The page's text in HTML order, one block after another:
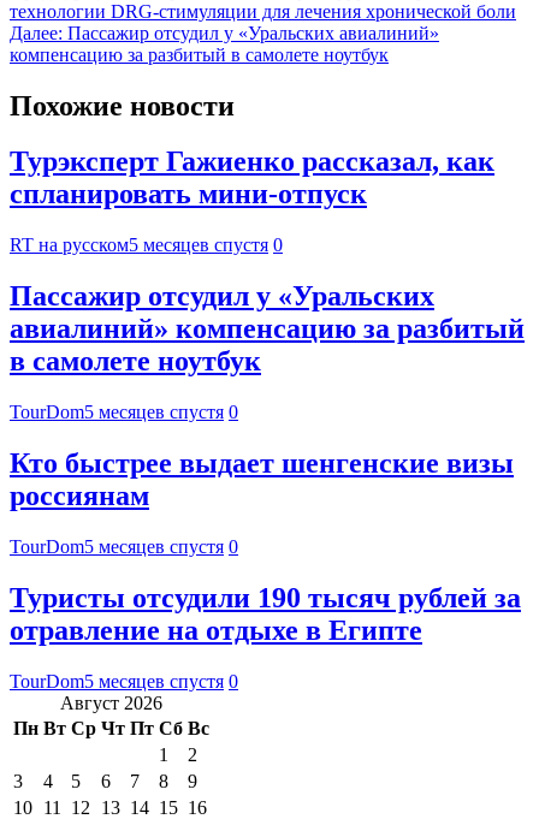
технологии DRG-стимуляции для лечения хронической боли
Далее: Пассажир отсудил у «Уральских авиалиний»
компенсацию за разбитый в самолете ноутбук
Похожие новости
Турэксперт Гажиенко рассказал, как
спланировать мини-отпуск
RT на русском5 месяцев спустя 0
Пассажир отсудил у «Уральских
авиалиний» компенсацию за разбитый
в самолете ноутбук
TourDom5 месяцев спустя 0
Кто быстрее выдает шенгенские визы
россиянам
TourDom5 месяцев спустя 0
Туристы отсудили 190 тысяч рублей за
отравление на отдыхе в Египте
TourDom5 месяцев спустя 0
Август 2026
Пн Вт Ср Чт Пт Сб Вс
1
2
3
4 5 6 7 8
9
10 11 12 13 14 15 16